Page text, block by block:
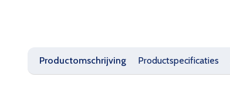
Productomschrijving Productspecificaties